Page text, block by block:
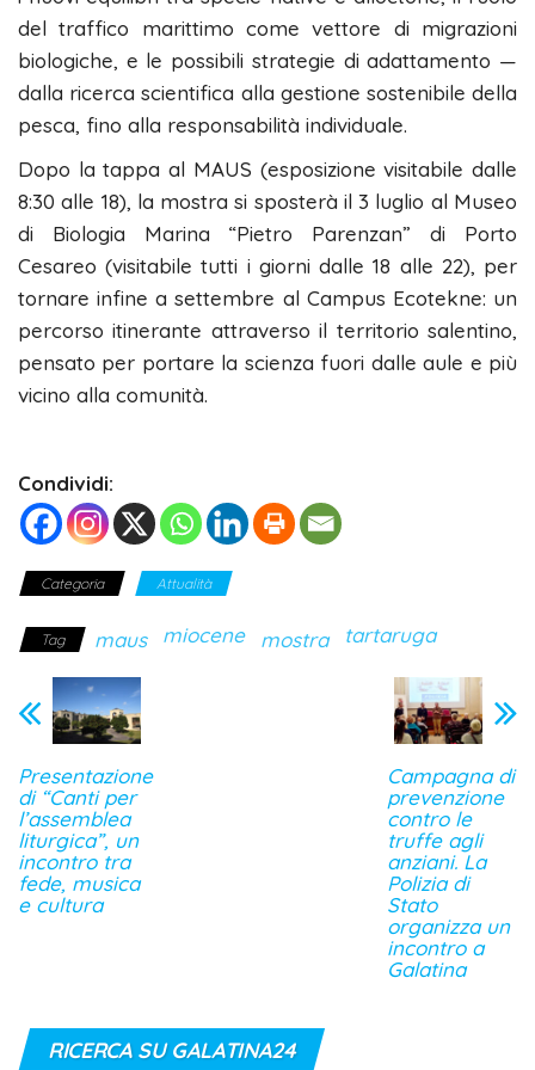
del traffico marittimo come vettore di migrazioni
biologiche, e le possibili strategie di adattamento —
dalla ricerca scientifica alla gestione sostenibile della
pesca, fino alla responsabilità individuale.
Dopo la tappa al MAUS (esposizione visitabile dalle
8:30 alle 18), la mostra si sposterà il 3 luglio al Museo
di Biologia Marina “Pietro Parenzan” di Porto
Cesareo (visitabile tutti i giorni dalle 18 alle 22), per
tornare infine a settembre al Campus Ecotekne: un
percorso itinerante attraverso il territorio salentino,
pensato per portare la scienza fuori dalle aule e più
vicino alla comunità.
Condividi:
Categoria Attualità
Tag maus miocene mostra tartaruga
Presentazione
di “Canti per
l’assemblea
liturgica”, un
incontro tra
fede, musica
e cultura
Campagna di
prevenzione
contro le
truffe agli
anziani. La
Polizia di
Stato
organizza un
incontro a
Galatina
RICERCA SU GALATINA24